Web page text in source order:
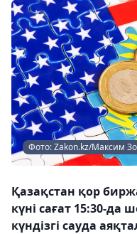
Фото: Zakon.kz/Максим
Қазақстан қор
күні сағат 15:30-
күндізгі сауда